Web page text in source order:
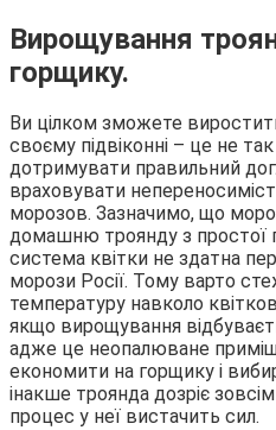
Вирощування
горщику.
Ви цілком зможете
своєму підвіконні – це не
дотримувати правильний
враховувати
морозов. Зазначимо, що
домашню троянду з простої
система квітки не здатна
морози Росії. Тому варто
температуру навколо
якщо вирощування
адже це неопалюване
економити на горщику і
інакше троянда дозріє
процес у неї вистачить сил.